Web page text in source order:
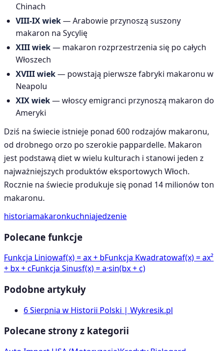
Chinach
VIII-IX wiek— Arabowie przynoszą suszony
makaron na Sycylię
XIII wiek— makaron rozprzestrzenia się po całych
Włoszech
XVIII wiek— powstają pierwsze fabryki makaronu w
Neapolu
XIX wiek— włoscy emigranci przynoszą makaron do
Ameryki
Dziś na świecie istnieje ponad 600 rodzajów makaronu,
od drobnego orzo po szerokie pappardelle. Makaron
jest podstawą diet w wielu kulturach i stanowi jeden z
najważniejszych produktów eksportowych Włoch.
Rocznie na świecie produkuje się ponad 14 milionów ton
makaronu.
historiamakaronkuchniajedzenie
Polecane funkcje
Funkcja Liniowaf(x) = ax + bFunkcja Kwadratowaf(x) = ax²
+ bx + cFunkcja Sinusf(x) = a·sin(bx + c)
Podobne artykuły
6 Sierpnia w Historii Polski | Wykresik.pl
Polecane strony z kategorii